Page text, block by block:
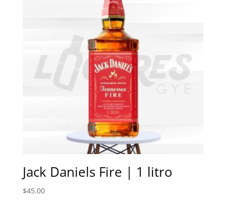
Jack Daniels Fire | 1 litro
$45.00